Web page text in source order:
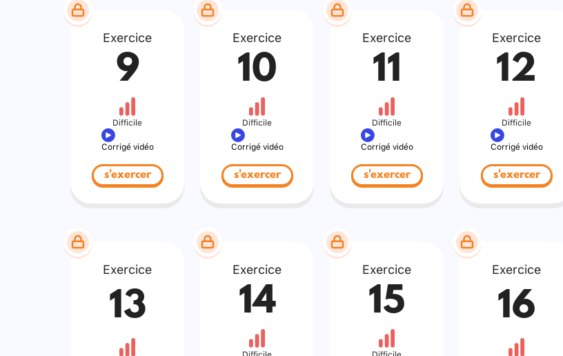
Exercice
9
Difficile
Corrigé vidéo
s'exercer
Exercice
10
Difficile
Corrigé vidéo
s'exercer
Exercice
11
Difficile
Corrigé vidéo
s'exercer
Exercice
12
Difficile
Corrigé vidéo
s'exercer
Exercice
13
Exercice
14
Exercice
15
Exercice
16